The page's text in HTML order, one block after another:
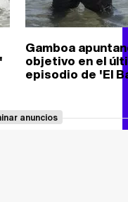
Gamboa
objetivo en el
episodio de 'El
anuncios